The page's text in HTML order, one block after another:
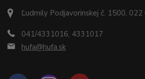
Ľudmily Podjavorinskej č. 1500, 022
041/4331016, 4331017
hufa@hufa.sk